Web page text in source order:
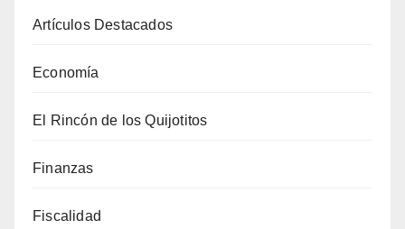
Artículos Destacados
Economía
El Rincón de los Quijotitos
Finanzas
Fiscalidad